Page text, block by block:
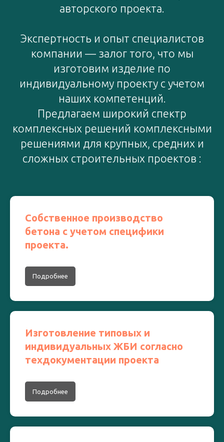
авторского проекта.
Экспертность и опыт специалистов
компании — залог того, что мы
изготовим изделие по
индивидуальному проекту с учетом
наших компетенций.
Предлагаем широкий спектр
комплексных решений комплексными
решениями для крупных, средних и
сложных строительных проектов :
Собственное производство
бетона с учетом специфики
проекта.
Подробнее
Изготовление типовых и
индивидуальных ЖБИ согласно
техдокументации проекта
Подробнее